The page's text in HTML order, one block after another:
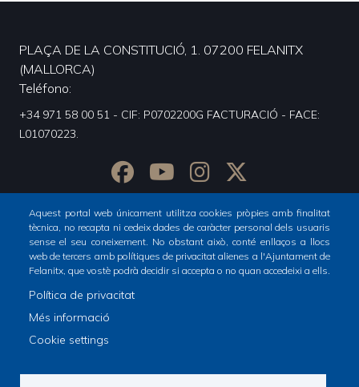
Footer
menu
1
PLAÇA DE LA CONSTITUCIÓ, 1. 07200 FELANITX
(MALLORCA)
Teléfono
+34 971 58 00 51 - CIF: P0702200G FACTURACIÓ - FACE:
L01070223.
Aquest portal web únicament utilitza cookies pròpies amb finalitat
tècnica, no recapta ni cedeix dades de caràcter personal dels usuaris
sense el seu coneixement. No obstant això, conté enllaços a llocs
web de tercers amb polítiques de privacitat alienes a l'Ajuntament de
Felanitx, que vostè podrà decidir si accepta o no quan accedeixi a ells.
Política de privacitat
Més informació
Cookie settings
© Ajuntament de Felanitx